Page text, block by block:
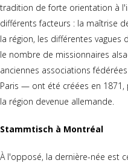
tradition de forte orientation à
différents facteurs : la maîtrise
la région, les différentes vagues
le nombre de missionnaires
anciennes associations
Paris — ont été créées en 1871,
la région devenue allemande.
Stammtisch à Montréal
À l'opposé, la dernière-née est